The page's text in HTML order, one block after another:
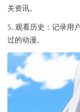
关资讯。
5. 观看历史：记录用
过的动漫。